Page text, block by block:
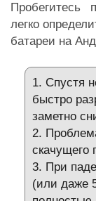
Пробегитесь
легко
батареи на
1. Спустя
быстро
заметно
2.
скачущего
3. При
(или даже